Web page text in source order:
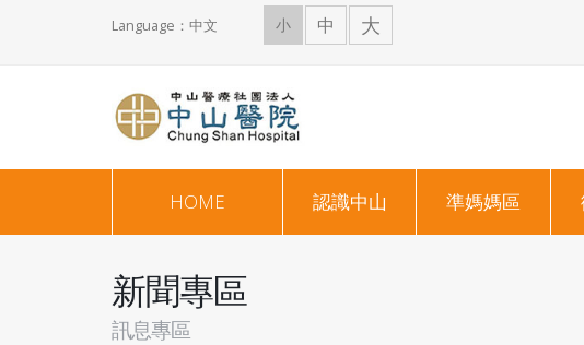
Language：中文 小 中 大
HOME 認識中山 準媽媽區
新聞專區
訊息專區